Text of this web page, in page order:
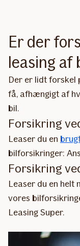
Er der
leasing af
Der er lidt forskel
få, afhængigt af
bil.
Forsikring
Leaser du en
bilforsikringer:
Forsikring
Leaser du en helt
vores
Leasing Super.